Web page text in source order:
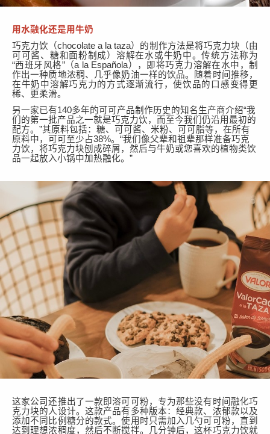
用水融化还是用牛奶
巧克力饮（chocolate a la taza）的制作方法是将巧克力块（由
可可酱、糖和面粉制成）溶解在水或牛奶中。传统方法称为
“西班牙风格”（a la Española），即将巧克力溶解在水中，制
作出一种质地浓稠、几乎像奶油一样的饮品。随着时间推移，
在牛奶中溶解巧克力的方式逐渐流行，使饮品的口感变得更
稀、更柔滑。
另一家已有140多年的可可产品制作历史的知名生产商介绍“我
们的第一批产品之一就是巧克力饮，而至今我们仍沿用最初的
配方。”其原料包括：糖、可可酱、米粉、可可脂等，在所有
原料中，可可至少占38%。“我们像父辈和祖辈那样准备巧克
力饮，将巧克力块刨成碎屑，然后与牛奶或您喜欢的植物类饮
品一起放入小锅中加热融化。”
这家公司还推出了一款即溶可可粉，专为那些没有时间融化巧
克力块的人设计。这款产品有多种版本：经典款、浓郁款以及
添加不同比例糖分的款式。使用时只需加入几勺可可粉，直到
达到理想浓稠度，然后不断搅拌。几分钟后，这杯巧克力饮就